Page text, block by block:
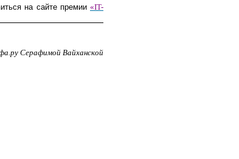
на сайте премии «IT-
Серафимой Вайханской